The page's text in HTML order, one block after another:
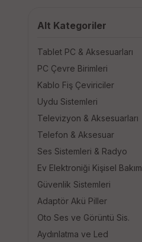
Alt Kategoriler
Tablet PC & Aksesuarları
PC Çevre Birimleri
Kablo Fiş Çeviriciler
Uydu Sistemleri
Televizyon & Aksesuarları
Telefon & Aksesuar
Ses Sistemleri & Radyo
Ev Elektroniği Kişisel Bakım
Güvenlik Sistemleri
Adaptör Akü Piller
Oto Ses ve Görüntü Sis.
Aydınlatma ve Led